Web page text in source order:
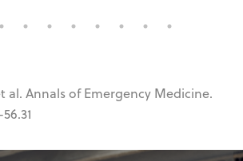
al. Annals of Emergency Medicine.